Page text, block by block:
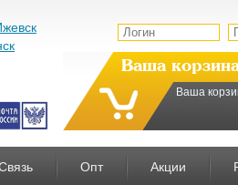
Ваша
Ваша
Опт Акции